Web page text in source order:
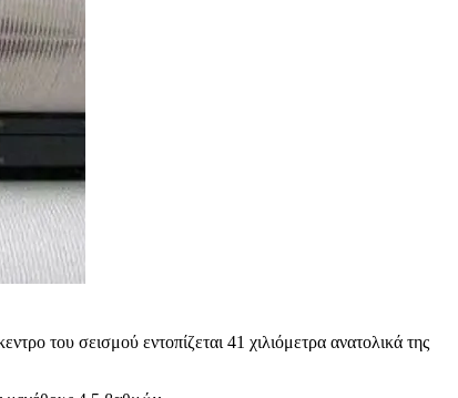
του σεισμού εντοπίζεται 41 χιλιόμετρα ανατολικά της